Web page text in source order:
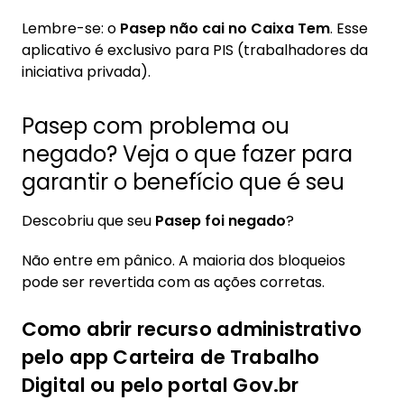
Lembre-se: o Pasep não cai no Caixa Tem. Esse
aplicativo é exclusivo para PIS (trabalhadores da
iniciativa privada).
Pasep com problema ou
negado? Veja o que fazer para
garantir o benefício que é seu
Descobriu que seu Pasep foi negado?
Não entre em pânico. A maioria dos bloqueios
pode ser revertida com as ações corretas.
Como abrir recurso administrativo
pelo app Carteira de Trabalho
Digital ou pelo portal Gov.br